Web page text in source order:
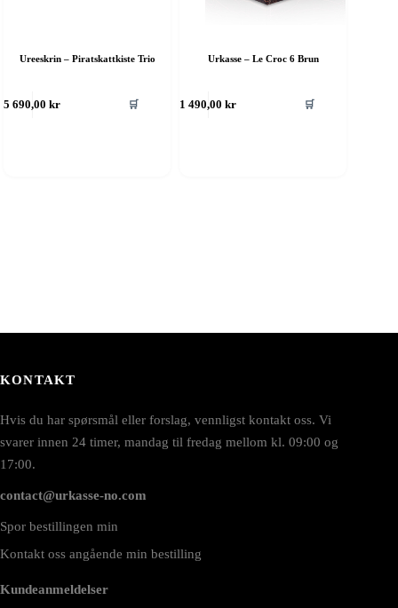
Ureeskrin – Piratskattkiste Trio
5 690,00kr 🛒
Urkasse – Le Croc 6 Brun
1 490,00kr 🛒
KONTAKT
Hvis du har spørsmål eller forslag, vennligst kontakt oss. Vi
svarer innen 24 timer, mandag til fredag mellom kl. 09:00 og
17:00.
contact@urkasse-no.com
Spor bestillingen min
Kontakt oss angående min bestilling
Kundeanmeldelser